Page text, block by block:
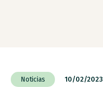
Noticias 10/02/2023